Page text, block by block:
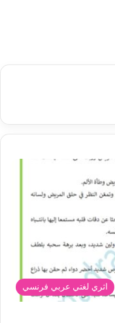
اثري لغتي عربي فرنسي